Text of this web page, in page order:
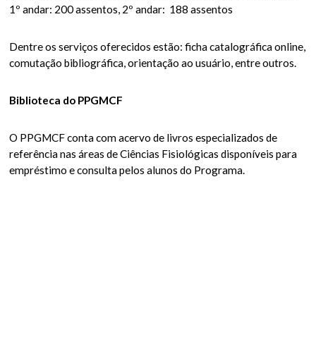
1º andar: 200 assentos, 2º andar: 188 assentos
Dentre os serviços oferecidos estão: ficha catalográfica online,
comutação bibliográfica, orientação ao usuário, entre outros.
Biblioteca do PPGMCF
O PPGMCF conta com acervo de livros especializados de
referência nas áreas de Ciências Fisiológicas disponíveis para
empréstimo e consulta pelos alunos do Programa.